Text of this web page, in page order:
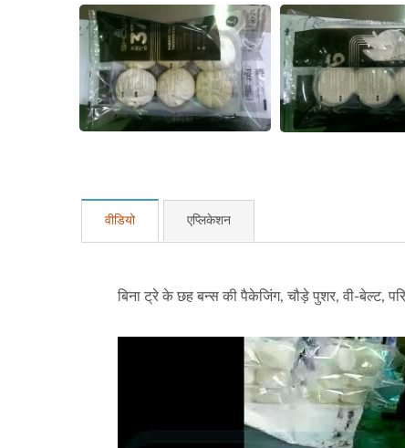
वीडियो एप्लिकेशन
बिना ट्रे के छह बन्स की पैकेजिंग, चौड़े पुशर, वी-बेल्ट,